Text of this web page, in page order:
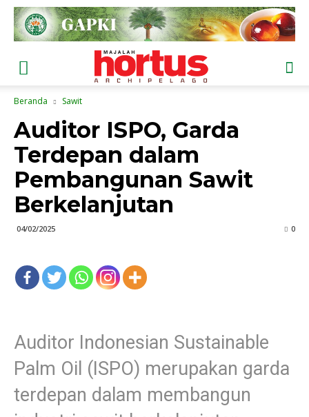
Beranda Sawit
Auditor ISPO, Garda
Terdepan dalam
Pembangunan Sawit
Berkelanjutan
04/02/2025 0
Auditor Indonesian Sustainable
Palm Oil (ISPO) merupakan garda
terdepan dalam membangun